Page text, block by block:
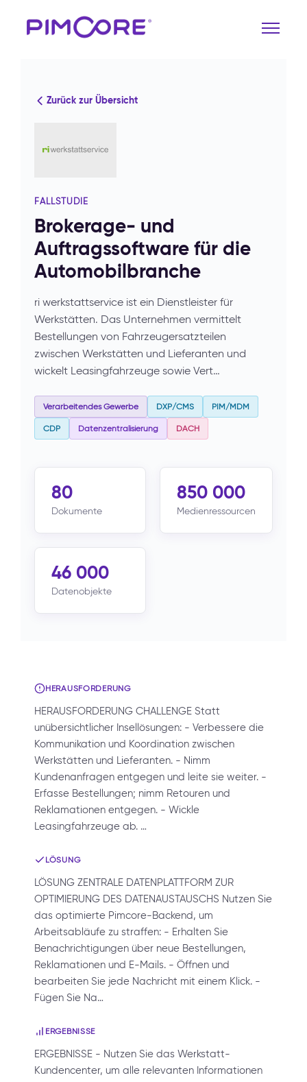
Zurück zur Übersicht
FALLSTUDIE
Brokerage- und
Auftragssoftware für die
Automobilbranche
ri werkstattservice ist ein Dienstleister für
Werkstätten. Das Unternehmen vermittelt
Bestellungen von Fahrzeugersatzteilen
zwischen Werkstätten und Lieferanten und
wickelt Leasingfahrzeuge sowie Vert…
Verarbeitendes Gewerbe DXP/CMS PIM/MDM
CDP Datenzentralisierung DACH
80
Dokumente
850 000
Medienressourcen
46 000
Datenobjekte
HERAUSFORDERUNG
HERAUSFORDERUNG CHALLENGE Statt
unübersichtlicher Insellösungen: - Verbessere die
Kommunikation und Koordination zwischen
Werkstätten und Lieferanten. - Nimm
Kundenanfragen entgegen und leite sie weiter. -
Erfasse Bestellungen; nimm Retouren und
Reklamationen entgegen. - Wickle
Leasingfahrzeuge ab. …
LÖSUNG
LÖSUNG ZENTRALE DATENPLATTFORM ZUR
OPTIMIERUNG DES DATENAUSTAUSCHS Nutzen Sie
das optimierte Pimcore-Backend, um
Arbeitsabläufe zu straffen: - Erhalten Sie
Benachrichtigungen über neue Bestellungen,
Reklamationen und E-Mails. - Öffnen und
bearbeiten Sie jede Nachricht mit einem Klick. -
Fügen Sie Na…
ERGEBNISSE
ERGEBNISSE - Nutzen Sie das Werkstatt-
Kundencenter, um alle relevanten Informationen